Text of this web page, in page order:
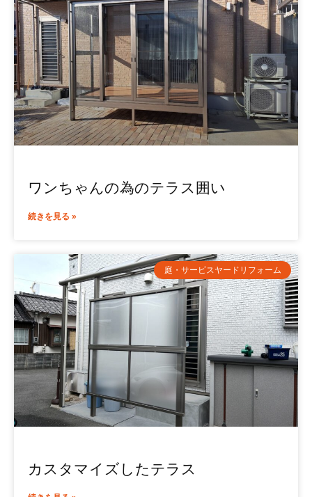
ワンちゃんの為のテラス囲い
続きを見る »
庭・サービスヤードリフォーム
カスタマイズしたテラス